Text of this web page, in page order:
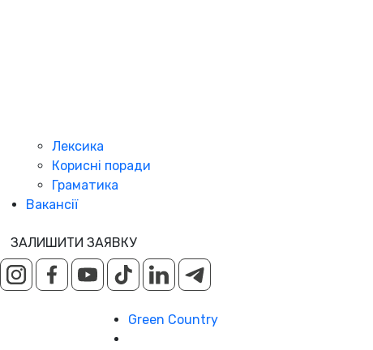
Лексика
Корисні поради
Граматика
Вакансії
ЗАЛИШИТИ ЗАЯВКУ
Green Country